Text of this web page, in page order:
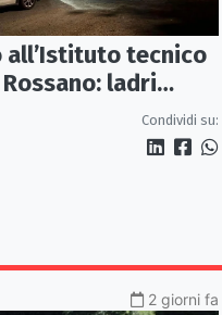
tecnico
ladri
dalla vigilanzaCondividi su:
2 giorni fa